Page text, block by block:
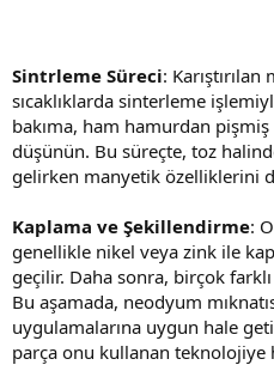
Sintrleme Süreci:
sıcaklıklarda sinterleme
bakıma, ham hamurdan
düşünün. Bu süreçte, toz
gelirken manyetik özelliklerini
Kaplama ve Şekillendirme:
genellikle nikel veya zink ile
geçilir. Daha sonra, birçok
Bu aşamada, neodyum
uygulamalarına uygun hale
parça onu kullanan teknolojiye